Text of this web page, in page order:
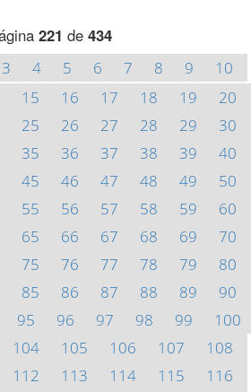
221 de 434
3 4 5 6 7 8 9
10
15 16 17 18 19
20
25 26 27 28 29
30
35 36 37 38 39
40
45 46 47 48 49
50
55 56 57 58 59
60
65 66 67 68 69
70
75 76 77 78 79
80
85 86 87 88 89
90
95 96 97 98 99
100
104 105 106 107
108
112 113 114 115
116